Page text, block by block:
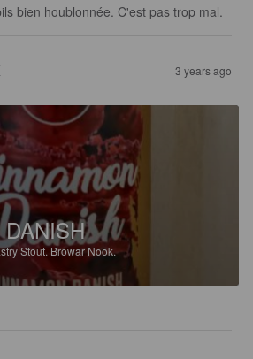
houblonnée. C'est pas trop mal.
3 years ago
Stout.Browar Nook.